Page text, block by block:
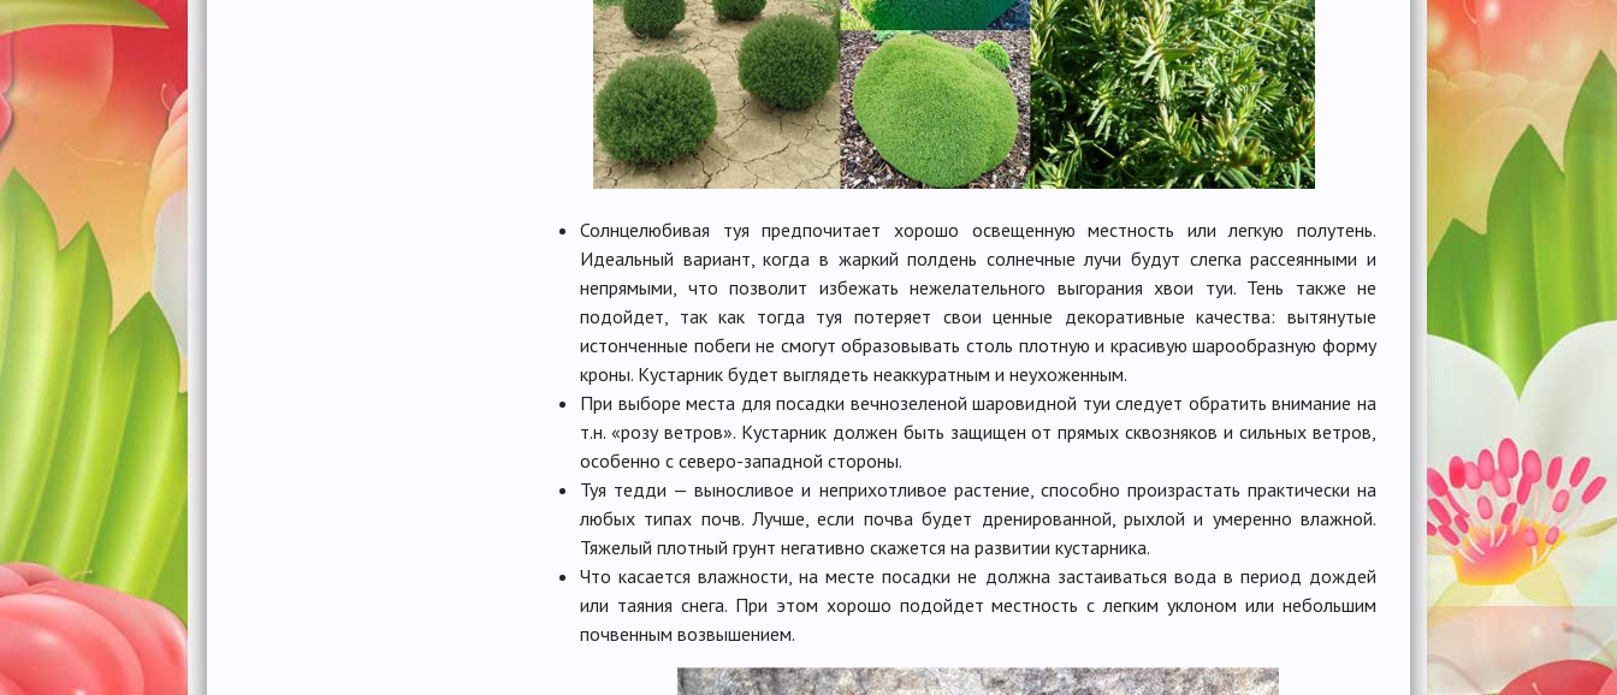
Солнцелюбивая туя предпочитает хорошо освещенную местность или легкую полутень.
Идеальный вариант, когда в жаркий полдень солнечные лучи будут слегка рассеянными и
непрямыми, что позволит избежать нежелательного выгорания хвои туи. Тень также не
подойдет, так как тогда туя потеряет свои ценные декоративные качества: вытянутые
истонченные побеги не смогут образовывать столь плотную и красивую шарообразную форму
кроны. Кустарник будет выглядеть неаккуратным и неухоженным.
При выборе места для посадки вечнозеленой шаровидной туи следует обратить внимание на
т.н. «розу ветров». Кустарник должен быть защищен от прямых сквозняков и сильных ветров,
особенно с северо-западной стороны.
Туя тедди — выносливое и неприхотливое растение, способно произрастать практически на
любых типах почв. Лучше, если почва будет дренированной, рыхлой и умеренно влажной.
Тяжелый плотный грунт негативно скажется на развитии кустарника.
Что касается влажности, на месте посадки не должна застаиваться вода в период дождей
или таяния снега. При этом хорошо подойдет местность с легким уклоном или небольшим
почвенным возвышением.